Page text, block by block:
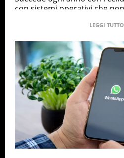
con sistemi operativi che
WhatsApp
Chi possiede i dispositivi
se vuole continuare a
messaggistica istantanea
l’acquisto di un nuovo
coinvolti sia gli iPhone che i
operativo Android.
Perché e quando whatsapp
WhatsAppsmetterà di
smartphonetroppo obsoleti
il nuovo aggiornamento